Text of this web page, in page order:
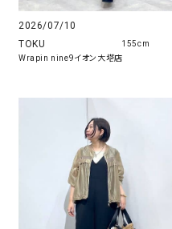
2026/07/10
TOKU
Wrapin nine9イオン大塔店
155cm